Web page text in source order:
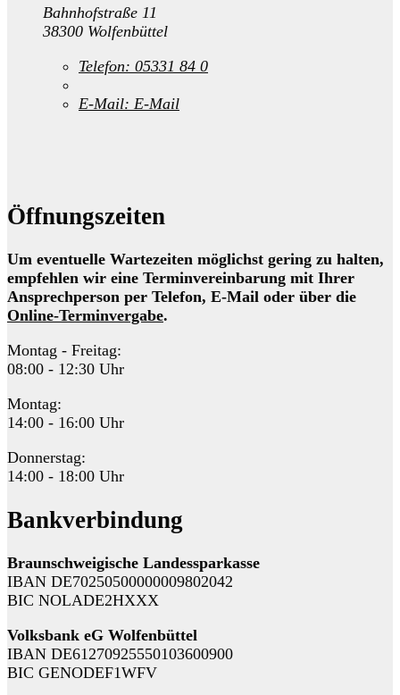
Bahnhofstraße 11
38300 Wolfenbüttel
Telefon: 05331 84 0
E-Mail: E-Mail
Öffnungszeiten
Um eventuelle Wartezeiten möglichst gering zu halten,
empfehlen wir eine Terminvereinbarung mit Ihrer
Ansprechperson per Telefon, E-Mail oder über die
Online-Terminvergabe.
Montag - Freitag:
08:00 - 12:30 Uhr
Montag:
14:00 - 16:00 Uhr
Donnerstag:
14:00 - 18:00 Uhr
Bankverbindung
Braunschweigische Landessparkasse
IBAN DE70250500000009802042
BIC NOLADE2HXXX
Volksbank eG Wolfenbüttel
IBAN DE61270925550103600900
BIC GENODEF1WFV